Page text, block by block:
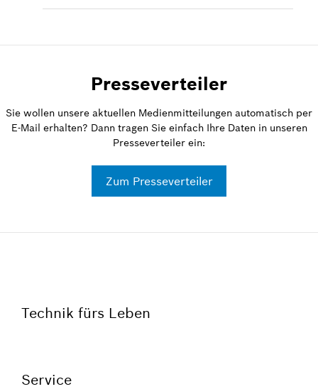
Presseverteiler
Sie wollen unsere aktuellen Medienmitteilungen automatisch per
E-Mail erhalten? Dann tragen Sie einfach Ihre Daten in unseren
Presseverteiler ein:
Zum Presseverteiler
Technik fürs Leben
Service